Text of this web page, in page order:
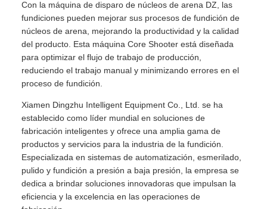
Con la máquina de disparo de núcleos de arena DZ, las
fundiciones pueden mejorar sus procesos de fundición de
núcleos de arena, mejorando la productividad y la calidad
del producto. Esta máquina Core Shooter está diseñada
para optimizar el flujo de trabajo de producción,
reduciendo el trabajo manual y minimizando errores en el
proceso de fundición.
Xiamen Dingzhu Intelligent Equipment Co., Ltd. se ha
establecido como líder mundial en soluciones de
fabricación inteligentes y ofrece una amplia gama de
productos y servicios para la industria de la fundición.
Especializada en sistemas de automatización, esmerilado,
pulido y fundición a presión a baja presión, la empresa se
dedica a brindar soluciones innovadoras que impulsan la
eficiencia y la excelencia en las operaciones de